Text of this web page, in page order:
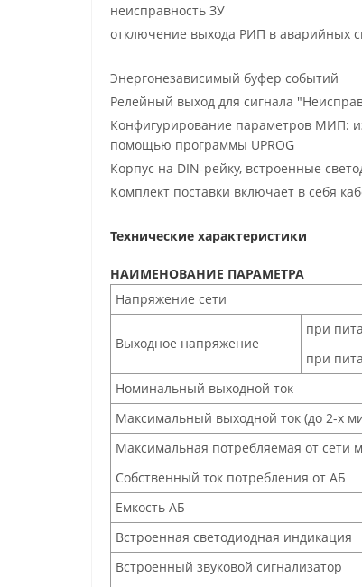
неисправность ЗУ
отключение выхода РИП в аварийных
Энергонезависимый буфер событий
Релейный выход для сигнала
Конфигурирование параметров МИП:
помощью программы UPROG
Корпус на DIN-рейку, встроенные
Комплект поставки включает в себя
Технические характеристики
НАИМЕНОВАНИЕ ПАРАМЕТРА
Напряжение сети
Выходное напряжение
при
при
Номинальный выходной ток
Максимальный выходной ток (до 2-х
Максимальная потребляемая от сети
Собственный ток потребления от АБ
Емкость АБ
Встроенная светодиодная индикация
Встроенный звуковой сигнализатор